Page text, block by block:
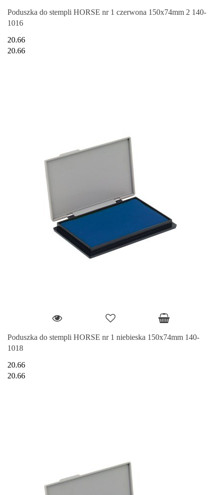
Poduszka do stempli HORSE nr 1 czerwona 150x74mm 2 140-
1016
20.66
20.66
Poduszka do stempli HORSE nr 1 niebieska 150x74mm 140-
1018
20.66
20.66